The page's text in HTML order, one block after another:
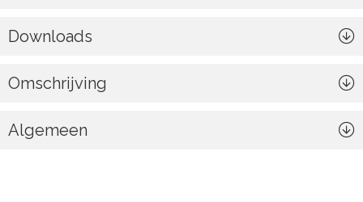
Downloads
Omschrijving
Algemeen